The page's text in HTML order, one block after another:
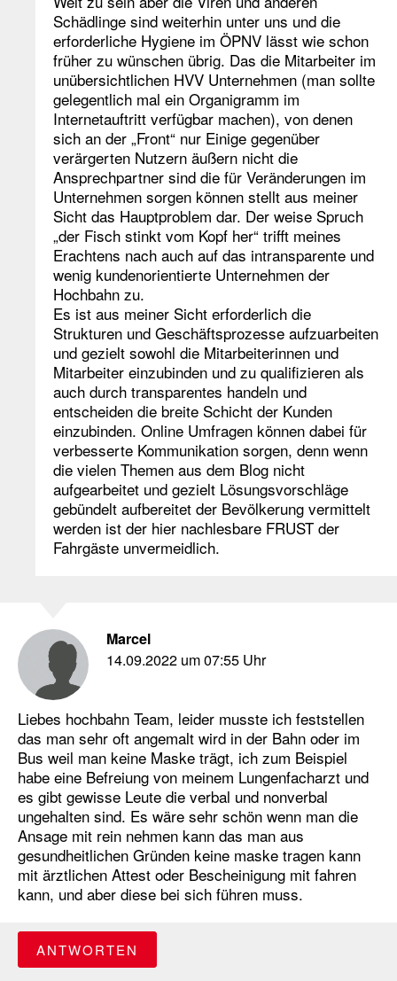
Schädlinge sind weiterhin unter uns und die
erforderliche Hygiene im ÖPNV lässt wie schon
früher zu wünschen übrig. Das die Mitarbeiter im
unübersichtlichen HVV Unternehmen (man sollte
gelegentlich mal ein Organigramm im
Internetauftritt verfügbar machen), von denen
sich an der „Front“ nur Einige gegenüber
verärgerten Nutzern äußern nicht die
Ansprechpartner sind die für Veränderungen im
Unternehmen sorgen können stellt aus meiner
Sicht das Hauptproblem dar. Der weise Spruch
„der Fisch stinkt vom Kopf her“ trifft meines
Erachtens nach auch auf das intransparente und
wenig kundenorientierte Unternehmen der
Hochbahn zu.
Es ist aus meiner Sicht erforderlich die
Strukturen und Geschäftsprozesse aufzuarbeiten
und gezielt sowohl die Mitarbeiterinnen und
Mitarbeiter einzubinden und zu qualifizieren als
auch durch transparentes handeln und
entscheiden die breite Schicht der Kunden
einzubinden. Online Umfragen können dabei für
verbesserte Kommunikation sorgen, denn wenn
die vielen Themen aus dem Blog nicht
aufgearbeitet und gezielt Lösungsvorschläge
gebündelt aufbereitet der Bevölkerung vermittelt
werden ist der hier nachlesbare FRUST der
Fahrgäste unvermeidlich.
Marcel
14.09.2022 um 07:55 Uhr
Liebes hochbahn Team, leider musste ich feststellen
das man sehr oft angemalt wird in der Bahn oder im
Bus weil man keine Maske trägt, ich zum Beispiel
habe eine Befreiung von meinem Lungenfacharzt und
es gibt gewisse Leute die verbal und nonverbal
ungehalten sind. Es wäre sehr schön wenn man die
Ansage mit rein nehmen kann das man aus
gesundheitlichen Gründen keine maske tragen kann
mit ärztlichen Attest oder Bescheinigung mit fahren
kann, und aber diese bei sich führen muss.
ANTWORTEN